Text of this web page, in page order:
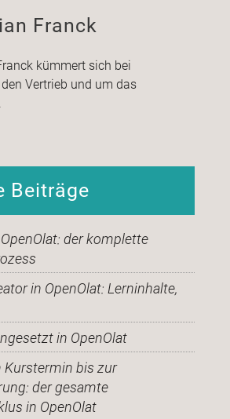
Franck
kümmert sich bei
Vertrieb und um das
Beiträge
der komplette
in OpenOlat: Lerninhalte,
in OpenOlat
Kurstermin bis zur
der gesamte
in OpenOlat